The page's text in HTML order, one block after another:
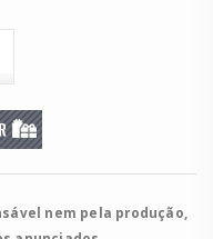
nem pela produção,